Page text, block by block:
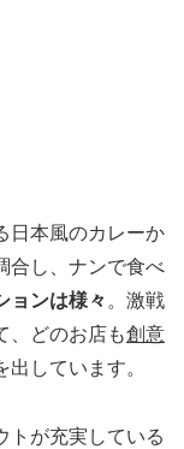
日本風のカレーか
合し、ナンで食べ
ョンは様々。激戦
、どのお店も創意
しています。
トが充実している